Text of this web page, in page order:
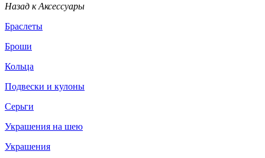
Назад к Аксессуары
Браслеты
Броши
Кольца
Подвески и кулоны
Серьги
Украшения на шею
Украшения